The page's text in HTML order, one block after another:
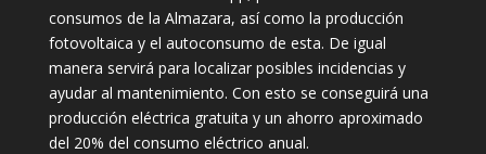
consumos de la Almazara, así como la producción
fotovoltaica y el autoconsumo de esta. De igual
manera servirá para localizar posibles incidencias y
ayudar al mantenimiento. Con esto se conseguirá una
producción eléctrica gratuita y un ahorro aproximado
del 20% del consumo eléctrico anual.